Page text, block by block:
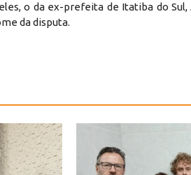
o da ex-prefeita de Itatiba do
da disputa.